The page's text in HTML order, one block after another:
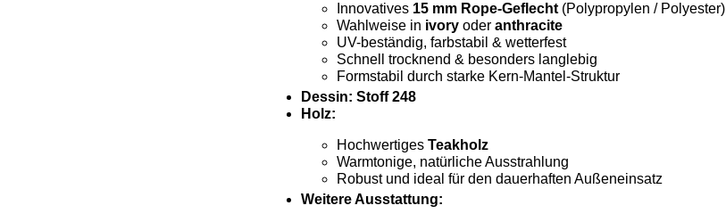
Innovatives 15 mm Rope-Geflecht (Polypropylen / Polyester)
Wahlweise in ivory oder anthracite
UV-beständig, farbstabil & wetterfest
Schnell trocknend & besonders langlebig
Formstabil durch starke Kern-Mantel-Struktur
Dessin: Stoff 248
Holz:
Hochwertiges Teakholz
Warmtonige, natürliche Ausstrahlung
Robust und ideal für den dauerhaften Außeneinsatz
Weitere Ausstattung: